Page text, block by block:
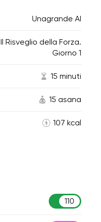
Unagrande AI
Il Risveglio della Forza.
Giorno 1
15 minuti
15 asana
107 kcal
110